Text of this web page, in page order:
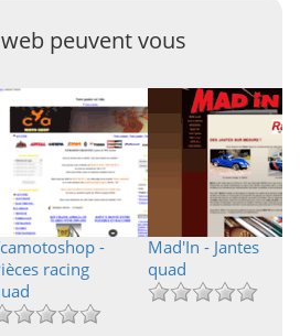
peuvent vous
-
racing
Mad'In - Jantes
quad